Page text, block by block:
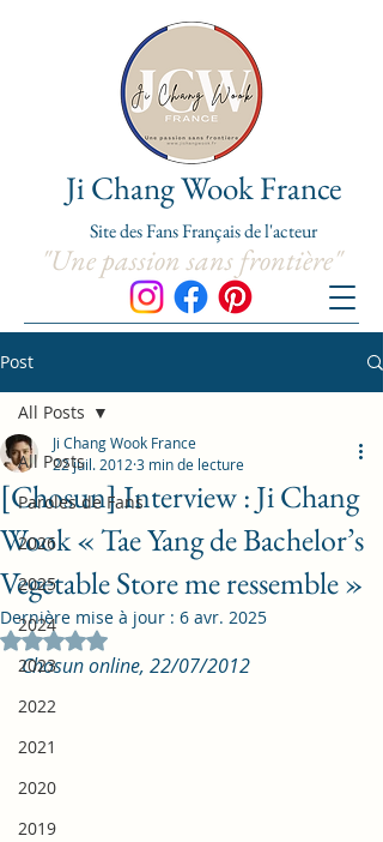
"Une passion sans frontière"
Ji Chang Wook France
Site desFans Français de l'acteur
Post
All Posts
Paroles de Fans
2026
2025
2024
2023
2022
2021
2020
2019
All Posts
[Chosun] Interview : Ji Chang
Wook « Tae Yang de Bachelor’s
Vegetable Store me ressemble »
Ji Chang Wook France
22 juil. 2012 3 min de lecture
Dernière mise à jour : 6 avr. 2025
Noté NaN étoiles sur 5.
Chosun online, 22/07/2012